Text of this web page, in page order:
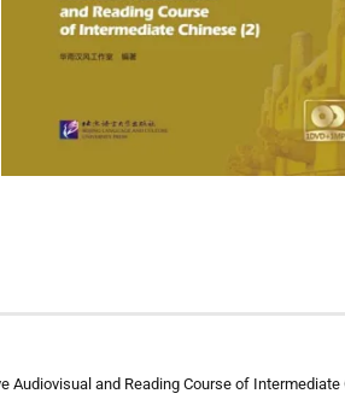
Audiovisual and Reading Course of Intermediate